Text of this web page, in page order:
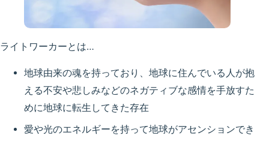
ライトワーカーとは…
地球由来の魂を持っており、地球に住んでいる人が抱
える不安や悲しみなどのネガティブな感情を手放すた
めに地球に転生してきた存在
愛や光のエネルギーを持って地球がアセンションでき